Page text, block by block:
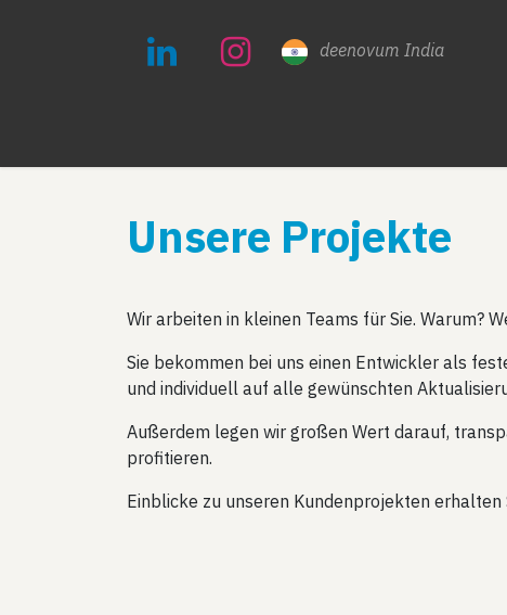
deenovum India
Unsere Projekte
Wir arbeiten in kleinen Teams für Sie. Warum?
Sie bekommen bei uns einen Entwickler als
und individuell auf alle gewünschten
Außerdem legen wir großen Wert darauf,
profitieren.
Einblicke zu unseren Kundenprojekten erhalten